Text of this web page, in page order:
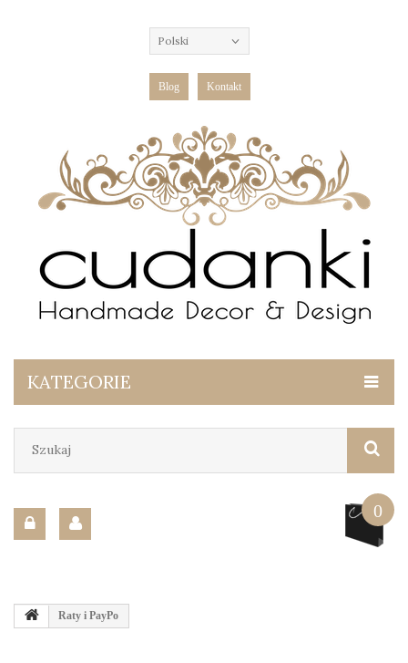
Polski
Blog Kontakt
KATEGORIE
0
Raty i PayPo